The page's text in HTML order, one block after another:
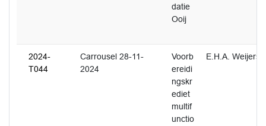
datie
Ooij
2024-
T044
Carrousel 28-11-
2024
Voorb
ereidi
ngskr
ediet
multif
unctio
E.H.A. Weijers